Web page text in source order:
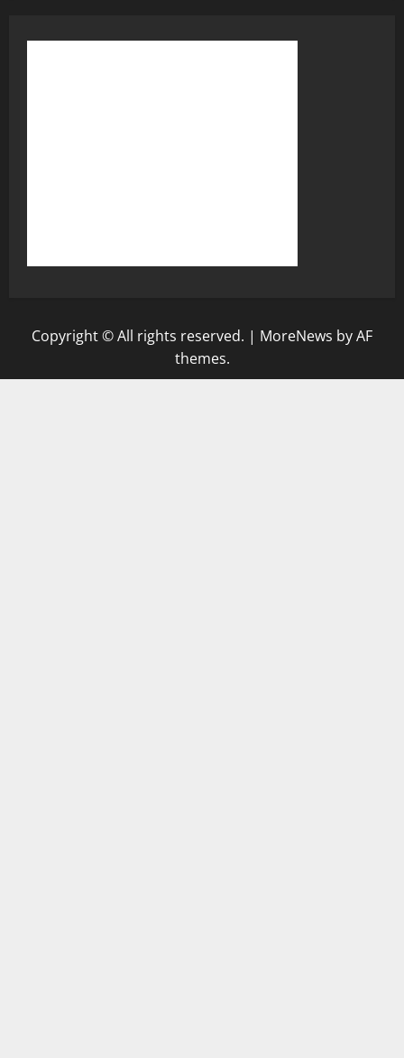
Copyright © All rights reserved. | MoreNews by AF
themes.